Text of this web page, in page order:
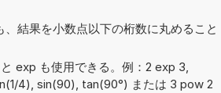
結果を小数点以下の桁数に丸めること
exp も使用できる。例：2 exp 3,
4), sin(90), tan(90°) または 3 pow 2